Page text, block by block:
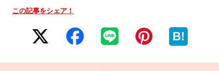
この記事をシェア！
B!